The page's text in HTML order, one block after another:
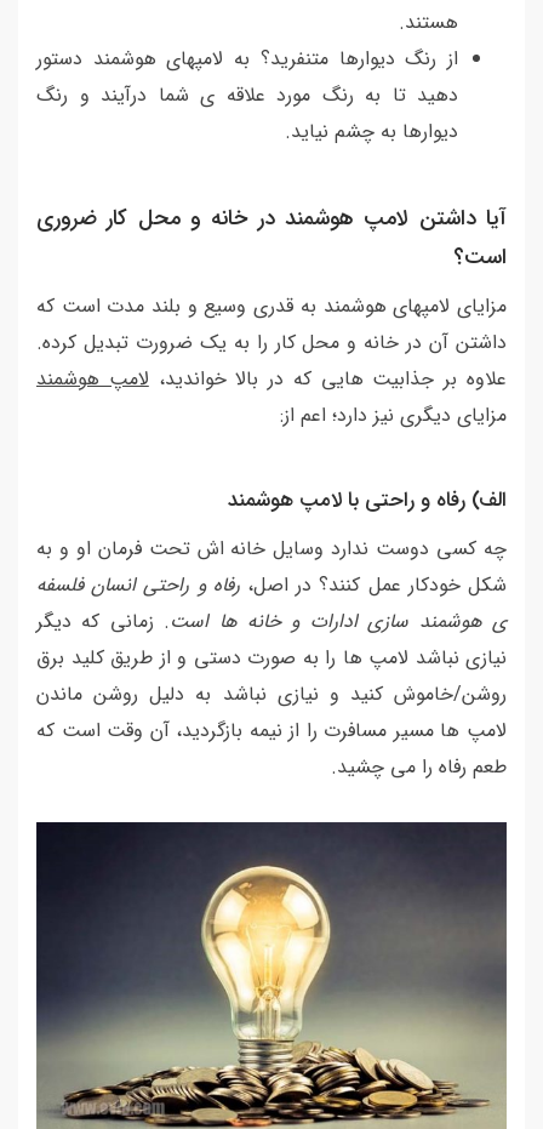
هستند.
از رنگ دیوارها متنفرید؟ به لامپهای هوشمند دستور
دهید تا به رنگ مورد علاقه ی شما درآیند و رنگ
دیوارها به چشم نیاید.
آیا داشتن لامپ هوشمند در خانه و محل کار ضروری
است؟
مزایای لامپهای هوشمند به قدری وسیع و بلند مدت است که
داشتن آن در خانه و محل کار را به یک ضرورت تبدیل کرده.
علاوه بر جذابیت هایی که در بالا خواندید،لامپ هوشمند
مزایای دیگری نیز دارد؛ اعم از:
الف) رفاه و راحتی با لامپ هوشمند
چه کسی دوست ندارد وسایل خانه اش تحت فرمان او و به
شکل خودکار عمل کنند؟ در اصل،رفاه و راحتی انسان فلسفه
ی هوشمند سازی ادارات و خانه ها است. زمانی که دیگر
نیازی نباشد لامپ ها را به صورت دستی و از طریق کلید برق
روشن/خاموش کنید و نیازی نباشد به دلیل روشن ماندن
لامپ ها مسیر مسافرت را از نیمه بازگردید، آن وقت است که
طعم رفاه را می چشید.